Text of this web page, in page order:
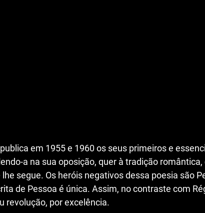
em 1955 e 1960 os seus primeiros e
a na sua oposição, quer à tradição
segue. Os heróis negativos dessa poesia são
de Pessoa é única. Assim, no contraste com
revolução, por excelência.